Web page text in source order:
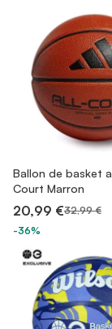
Ballon de basket
Court Marron
20,99 €32,99 €
-36%